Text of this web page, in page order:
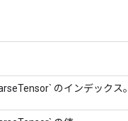
のインデックス。